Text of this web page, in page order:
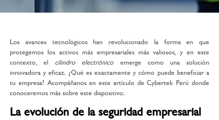
Los avances tecnológicos han revolucionado la forma en que
protegemos los activos más empresariales más valiosos, y en este
contexto, el cilindro electrónico emerge como una solución
innovadora y eficaz. ¿Qué es exactamente y cómo puede beneficiar a
tu empresa? Acompáñanos en este artículo de Cybertek Perú donde
conoceremos más sobre este dispositivo.
La evolución de la seguridad empresarial